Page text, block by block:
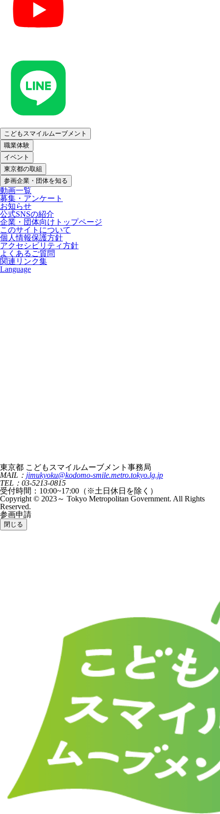
こどもスマイルムーブメント
職業体験
イベント
東京都の取組
参画企業・団体を知る
動画一覧
募集・アンケート
お知らせ
公式SNSの紹介
企業・団体向けトップページ
このサイトについて
個人情報保護方針
アクセシビリティ方針
よくあるご質問
関連リンク集
Language
東京都 こどもスマイルムーブメント事務局
MAIL： jimukyoku@kodomo-smile.metro.tokyo.lg.jp
TEL：03-5213-0815
受付時間：10:00~17:00（※土日休日を除く）
Copyright © 2023～ Tokyo Metropolitan Government. All Rights
Reserved.
参画申請
閉じる